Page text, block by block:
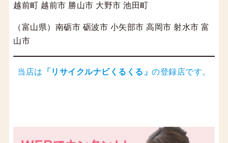
越前町 越前市 勝山市 大野市 池田町
（富山県）南砺市 砺波市 小矢部市 高岡市 射水市 富
山市
当店は 「 リサイクルナビくるくる 」の登録店です。